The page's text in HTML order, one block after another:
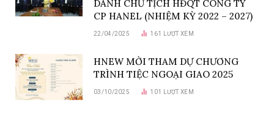
DANH CHỦ TỊCH HĐQT CÔNG TY
CP HANEL (NHIỆM KỲ 2022 – 2027)
22/04/2025 161 LƯỢT XEM
HNEW MỜI THAM DỰ CHƯƠNG
TRÌNH TIỆC NGOẠI GIAO 2025
03/10/2025 101 LƯỢT XEM